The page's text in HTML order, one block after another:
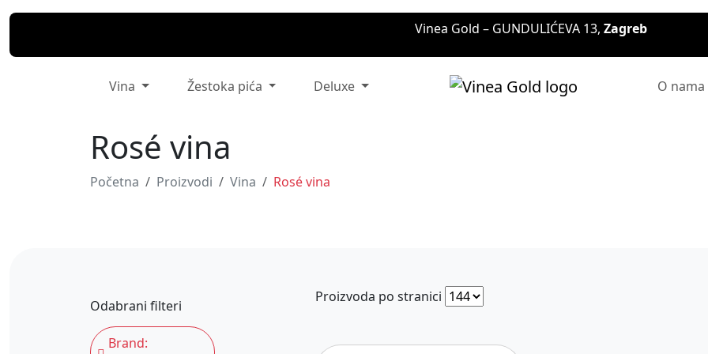
Vinea Gold – GUNDULIĆEVA 13, Zagreb
Vina Žestoka pića Deluxe O nama
Rosé vina
Početna Proizvodi Vina Rosé vina
Odabrani filteri
Brand:
Proizvoda po stranici